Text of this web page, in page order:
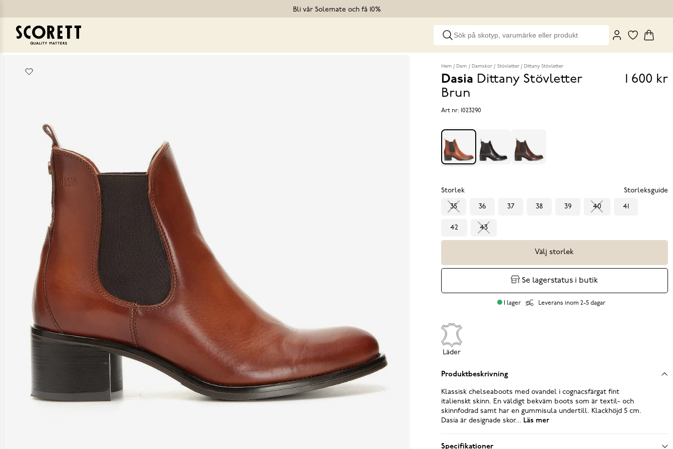
Bli vår Solemate och få 10%
Hem Dam Damskor Stövletter Dittany Stövletter
Dasia Dittany Stövletter
Brun
Pris
1 600 kr
Art nr: 1023290
Storlek Storleksguide
35 36 37 38 39 40 41
42 43
Välj storlek
Se lagerstatus i butik
I lager Leverans inom 2-5 dagar
Läder
Produktbeskrivning
Klassisk chelseaboots med ovandel i cognacsfärgat fint
italienskt skinn. En väldigt bekväm boots som är textil- och
skinnfodrad samt har en gummisula undertill. Klackhöjd 5 cm.
Dasia är designade skor... Läs mer
Specifikationer